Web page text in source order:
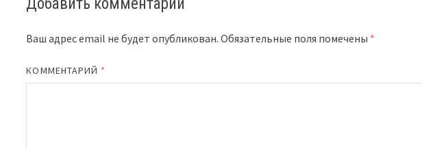
Ваш адрес email не будет опубликован. Обязательные поля помечены *
КОММЕНТАРИЙ *